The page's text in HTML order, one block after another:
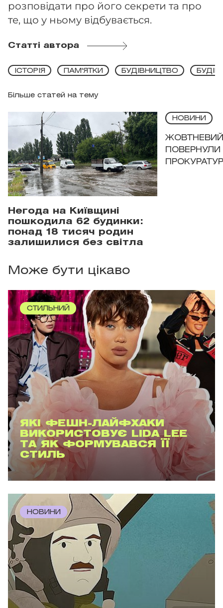
розповідати про його секрети та про
те, що у ньому відбувається.
Статті автора
Більше статей на тему
ІСТОРІЯ ПАМ'ЯТКИ БУДІВНИЦТВО
Негода на Київщині
пошкодила 62 будинки:
понад 18 тисяч родин
залишилися без світла
НОВИНИ
ЖОВТНЕВИЙ
ПОВЕРНУЛИ
Може бути цікаво
СТИЛЬНИЙ
ЯКІ ФЕШН-ЛАЙФХАКИ
ВИКОРИСТОВУЄ LIDA LEE
ТА ЯК ФОРМУВАВСЯ ЇЇ
СТИЛЬ
НОВИНИ